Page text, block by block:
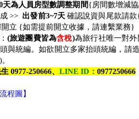
天為人員房型數調整期間{房間數增減
>> 出發前3~7天確認說資與尾款請
立 {如需提前開立收據，請連繫業務}
： (旅遊團費皆為含稅)為旅行社唯一對
與統編。如欲開立多家抬頭統編，請
0977-250666、 LINE ID ： 0977250666
程圖】